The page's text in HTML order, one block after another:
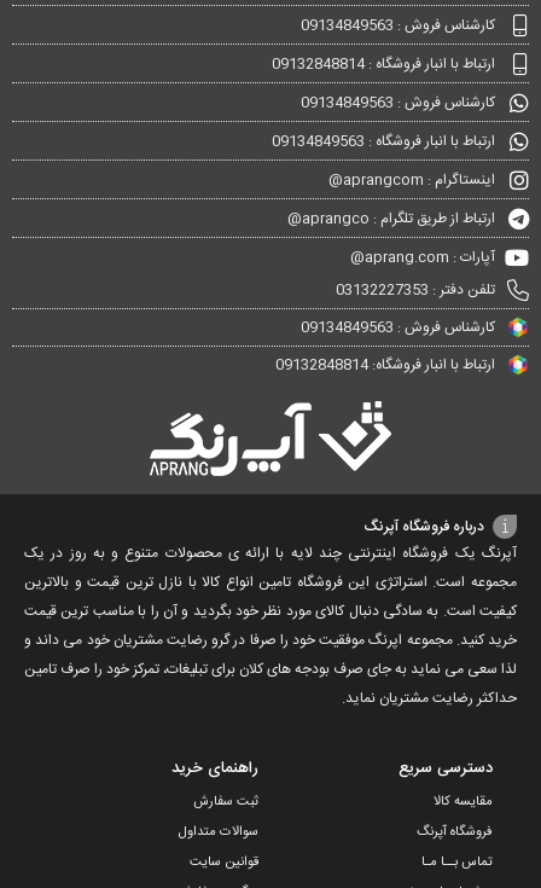
کارشناس فروش : 09134849563
ارتباط با انبار فروشگاه : 09132848814
کارشناس فروش : 09134849563
ارتباط با انبار فروشگاه : 09134849563
اینستاگرام : aprangcom@
ارتباط از طریق تلگرام : aprangco@
آپارات : aprang.com@
تلفن دفتر : 03132227353
کارشناس فروش : 09134849563
ارتباط با انبار فروشگاه: 09132848814
درباره فروشگاه آپرنگ
آپرنگ یک فروشگاه اینترنتی چند لایه با ارائه ی محصولات متنوع و به روز در یک
مجموعه است. استراتژی این فروشگاه تامین انواع کالا با نازل ترین قیمت و بالاترین
کیفیت است. به سادگی دنبال کالای مورد نظر خود بگردید و آن را با مناسب ترین قیمت
خرید کنید. مجموعه اپرنگ موفقیت خود را صرفا در گرو رضایت مشتریان خود می داند و
لذا سعی می نماید به جای صرف بودجه های کلان برای تبلیغات، تمرکز خود را صرف تامین
حداکثر رضایت مشتریان نماید‌.
دسترسی سریع
مقایسه کالا
فروشگاه آپرنگ
تماس بــا مـا
راهنمای خرید
ثبت سفارش
سوالات متداول
قوانین سایت